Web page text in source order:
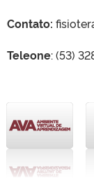
Contato:
Teleone: (53)